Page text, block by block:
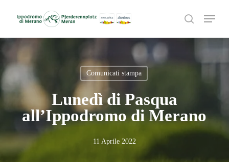
content
search
Menu
Comunicati stampa
Lunedì di Pasqua
all’Ippodromo di Merano
11 Aprile 2022